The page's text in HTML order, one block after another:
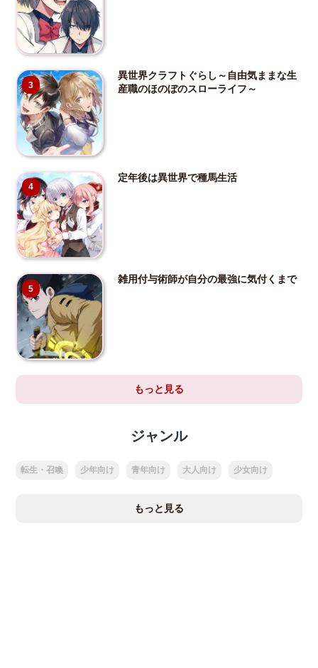
3
異世界クラフトぐらし～自由気ままな生
産職のほのぼのスローライフ～
4
定年後は異世界で種馬生活
5
雑用付与術師が自分の最強に気付くまで
もっと見る
ジャンル
転生・召喚 少年向け 青年向け 大人向け 少女向け
もっと見る